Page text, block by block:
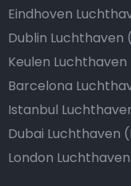
Eindhoven
Dublin Luchthaven
Keulen Luchthaven
Barcelona
Istanbul
Dubai Luchthaven
London Luchthaven